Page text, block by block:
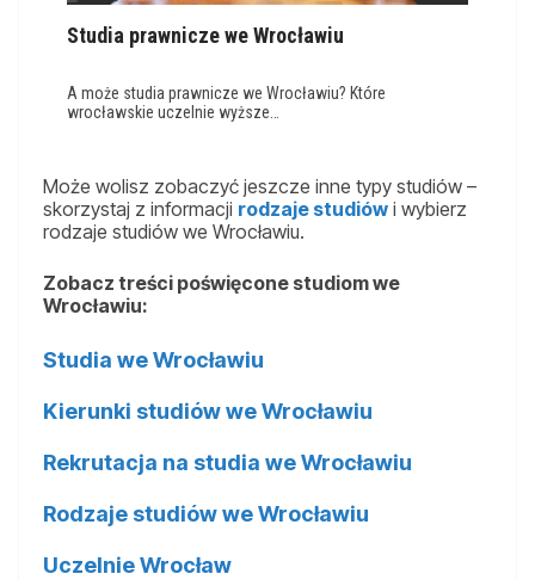
Studia prawnicze we Wrocławiu
A może studia prawnicze we Wrocławiu? Które
wrocławskie uczelnie wyższe…
Może wolisz zobaczyć jeszcze inne typy studiów –
skorzystaj z informacji rodzaje studiów i wybierz
rodzaje studiów we Wrocławiu.
Zobacz treści poświęcone studiom we
Wrocławiu:
Studia we Wrocławiu
Kierunki studiów we Wrocławiu
Rekrutacja na studia we Wrocławiu
Rodzaje studiów we Wrocławiu
Uczelnie Wrocław